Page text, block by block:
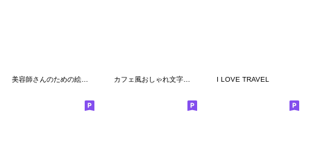
美容師さんのための絵文字⭐️職業シリーズ カフェ風おしゃれ文字（シンプルモノクロ） I LOVE TRAVEL